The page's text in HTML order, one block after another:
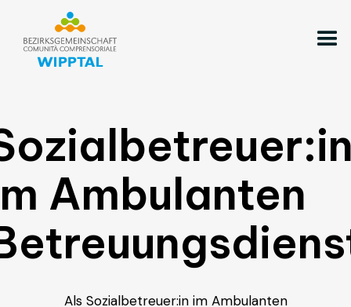
Ambulanten
Als Sozialbetreuer:in im Ambulanten